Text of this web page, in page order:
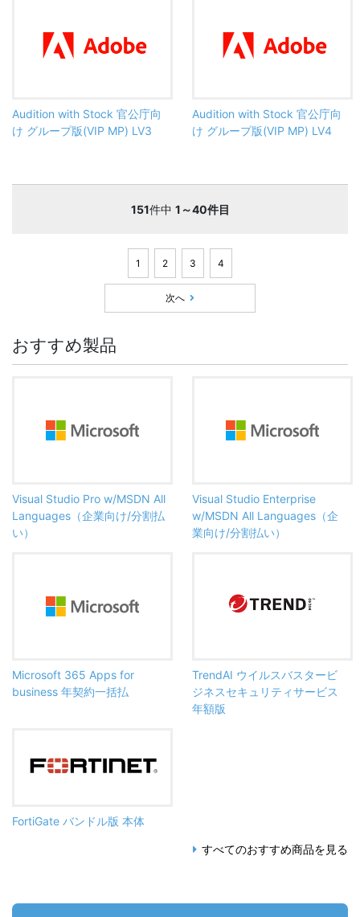
Audition with Stock 官公庁向
け グループ版(VIP MP) LV3
Audition with Stock 官公庁向
け グループ版(VIP MP) LV4
151件中 1～40件目
1 2 3 4
次へ
おすすめ製品
Visual Studio Pro w/MSDN All
Languages（企業向け/分割払
い）
Visual Studio Enterprise
w/MSDN All Languages（企
業向け/分割払い）
Microsoft 365 Apps for
business 年契約一括払
TrendAI ウイルスバスタービ
ジネスセキュリティサービス
年額版
FortiGate バンドル版 本体
すべてのおすすめ商品を見る